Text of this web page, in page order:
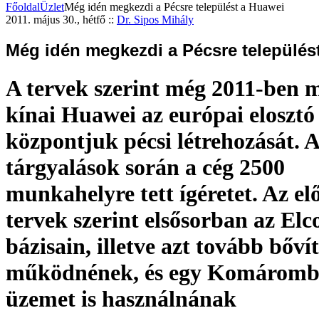
FőoldalÜzletMég idén megkezdi a Pécsre települést a Huawei
2011. május 30., hétfő :: Dr. Sipos Mihály
Még idén megkezdi a Pécsre
A tervek szerint még 2011-ben
kínai Huawei az európai elosztó
központjuk pécsi létrehozását. A
tárgyalások során a cég 2500
munkahelyre tett ígéretet. Az
tervek szerint elsősorban az
bázisain, illetve azt tovább
működnének, és egy
üzemet is használnának